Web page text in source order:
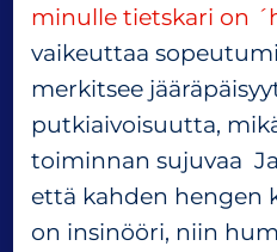
minulle tietskari on
vaikeuttaa
merkitsee
putkiaivoisuutta,
toiminnan sujuvaa
että kahden hengen
on insinööri, niin